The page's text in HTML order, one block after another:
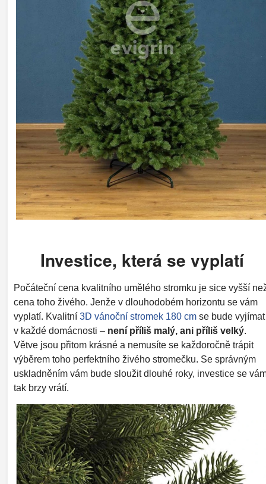
Investice, která se vyplatí
Počáteční cena kvalitního umělého stromku je sice vyšší
cena toho živého. Jenže v dlouhodobém horizontu se vám
vyplatí. Kvalitní 3D vánoční stromek 180 cmse bude vyjímat
v každé domácnosti – není příliš malý, ani příliš velký.
Větve jsou přitom krásné a nemusíte se každoročně trápit
výběrem toho perfektního živého stromečku. Se správným
uskladněním vám bude sloužit dlouhé roky, investice se
tak brzy vrátí.